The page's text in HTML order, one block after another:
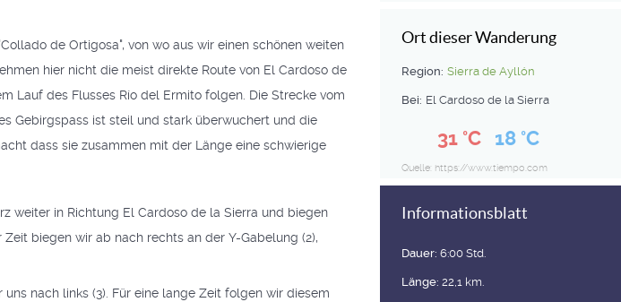
de Ortigosa", von wo aus wir einen schönen weiten
hier nicht die meist direkte Route von El Cardoso de
Lauf des Flusses Río del Ermito folgen. Die Strecke vom
Gebirgspass ist steil und stark überwuchert und die
dass sie zusammen mit der Länge eine schwierige
weiter in Richtung El Cardoso de la Sierra und biegen
biegen wir ab nach rechts an der Y-Gabelung (2),
nach links (3). Für eine lange Zeit folgen wir diesem
Ort dieser Wanderung
Region: Sierra de Ayllón
Bei: El Cardoso de la Sierra
31 °C 18 °C
Quelle: https://www.tiempo.com
Informationsblatt
Dauer: 6:00 Std.
Länge: 22,1 km.